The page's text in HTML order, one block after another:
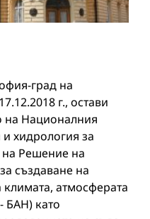
град на
г., остави
на Националния
хидрология за
Решение на
създаване на
климата, атмосферата
БАН) като